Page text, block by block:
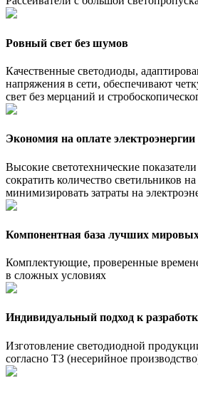
Ровный свет без шумов
Качественные светодиоды,
напряжения в сети, обеспечивают
свет без мерцаний и
Экономия на оплате электроэнергии
Высокие светотехнические
сократить количество светильников
минимизировать затраты на
Компонентная база лучших
Комплектующие, проверенные
в сложных условиях
Индивидуальный подход к
Изготовление светодиодной
согласно ТЗ (несерийное